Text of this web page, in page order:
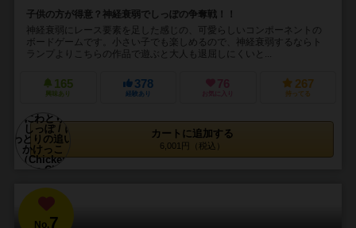
子供の方が得意？神経衰弱でしっぽの争奪戦！！
神経衰弱にレース要素を足した感じの、可愛らしいコンポーネントの
ボードゲームです。小さい子でも楽しめるので、神経衰弱するならト
ランプよりこちらの作品で遊ぶと大人も退屈しにくいと...
165
興味あり
378
経験あり
76
お気に入り
267
持ってる
カートに追加する
6,001円（税込）
No.7